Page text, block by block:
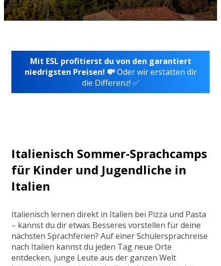
Mit ESL profitierst du von den garantiert
niedrigsten Preisen! 💸Oder wir erstatten dir
die Differenz! ✅
Italienisch Sommer-Sprachcamps
für Kinder und Jugendliche in
Italien
Italienisch lernen direkt in Italien bei Pizza und Pasta
– kannst du dir etwas Besseres vorstellen für deine
nächsten Sprachferien? Auf einer Schülersprachreise
nach Italien kannst du jeden Tag neue Orte
entdecken, junge Leute aus der ganzen Welt